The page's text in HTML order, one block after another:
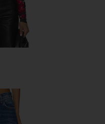
CURVADA CINTURA